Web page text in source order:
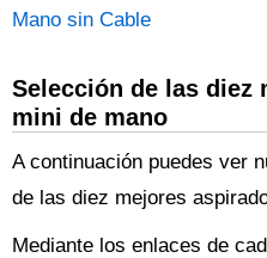
Mano sin Cable
Selección de las diez
mini de mano
A continuación puedes ver
de las diez mejores
Mediante los enlaces de